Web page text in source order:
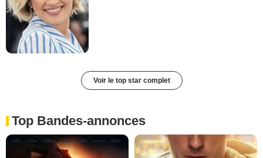
Voir le top star complet
Top Bandes-annonces